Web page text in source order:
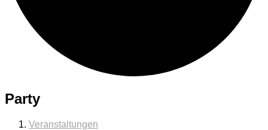
Party
Veranstaltungen